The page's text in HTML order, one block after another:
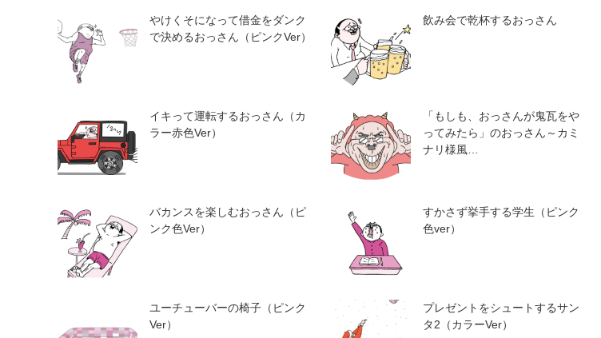
やけくそになって借金をダンク
で決めるおっさん（ピンクVer）
飲み会で乾杯するおっさん
イキって運転するおっさん（カ
ラー赤色Ver）
「もしも、おっさんが鬼瓦をや
ってみたら」のおっさん～カミ
ナリ様風…
バカンスを楽しむおっさん（ピ
ンク色Ver）
すかさず挙手する学生（ピンク
色ver）
ユーチューバーの椅子（ピンク
Ver）
プレゼントをシュートするサン
タ2（カラーVer）